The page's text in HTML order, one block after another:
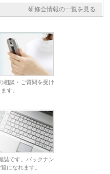
研修会情報の一覧を見る
相談・ご質問を受け
す。
誌です。バックナン
になれます。